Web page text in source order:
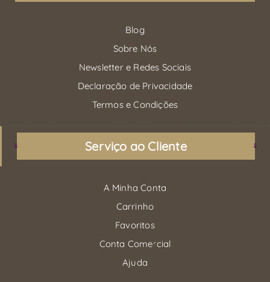
Blog
Sobre Nós
Newsletter e Redes Sociais
Declaração de Privacidade
Termos e Condições
Serviço ao Cliente
A Minha Conta
Carrinho
Favoritos
Conta Comercial
Ajuda